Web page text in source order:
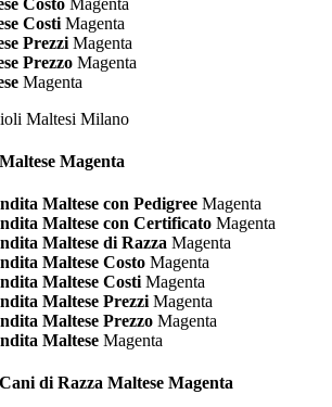
Costi Magenta
Prezzi Magenta
Prezzo Magenta
Magenta
Maltese Magenta
Maltese con Pedigree Magenta
Maltese con Certificato Magenta
Maltese di Razza Magenta
Maltese Costo Magenta
Maltese Costi Magenta
Maltese Prezzi Magenta
Maltese Prezzo Magenta
Maltese Magenta
di Razza Maltese Magenta